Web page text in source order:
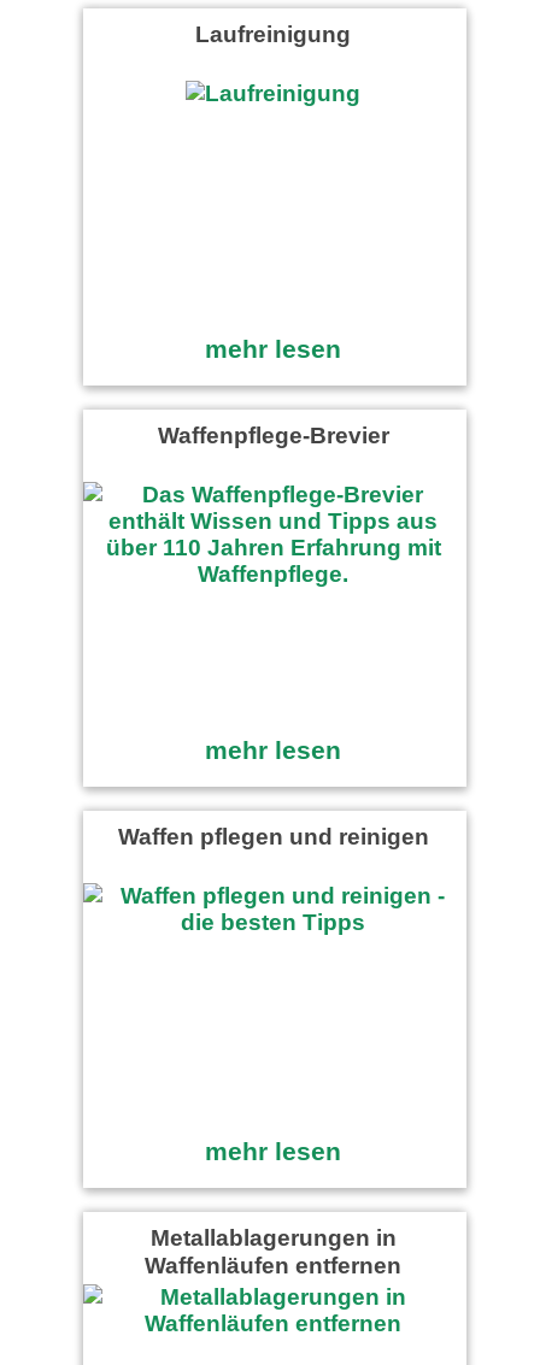
Laufreinigung
mehr lesen
Waffenpflege-Brevier
mehr lesen
Waffen pflegen und reinigen
mehr lesen
Metallablagerungen in
Waffenläufen entfernen